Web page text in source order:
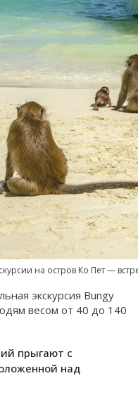
на остров Ко Пет —
экскурсия Bungy
весом от 40 до 140
прыгают с
над